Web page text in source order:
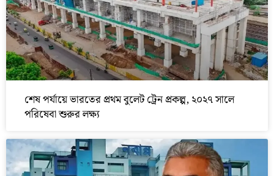
শেষ পর্যায়ে ভারতের প্রথম বুলেট ট্রেন প্রকল্প, ২০২৭ সালে
পরিষেবা শুরুর লক্ষ্য